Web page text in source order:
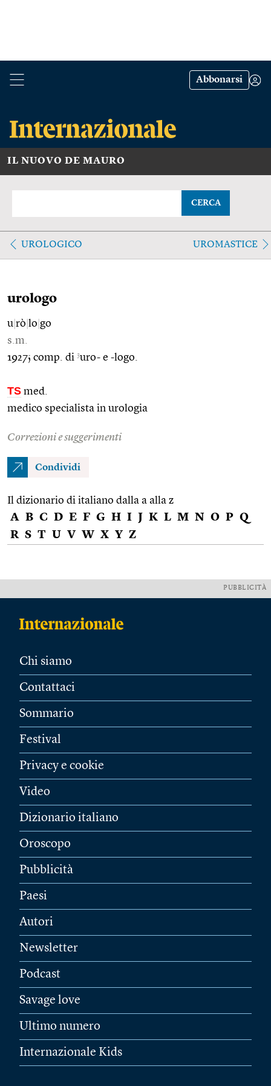
Abbonarsi
IL NUOVO DE MAURO
CERCA
UROLOGICO UROMASTICE
urologo
u rò lo go
s.m.
1927; comp. di 3uro- e -logo.
TS med.
medico specialista in urologia
Correzioni e suggerimenti
Condividi
Il dizionario di italiano dalla a alla z
A B C D E F G H I J K L M N O P Q
R S T U V W X Y Z
PUBBLICITÀ
Chi siamo
Contattaci
Sommario
Festival
Privacy e cookie
Video
Dizionario italiano
Oroscopo
Pubblicità
Paesi
Autori
Newsletter
Podcast
Savage love
Ultimo numero
Internazionale Kids